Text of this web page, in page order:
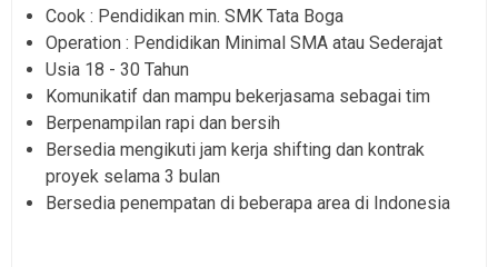
Cook : Pendidikan min. SMK Tata Boga
Operation : Pendidikan Minimal SMA atau Sederajat
Usia 18 - 30 Tahun
Komunikatif dan mampu bekerjasama sebagai tim
Berpenampilan rapi dan bersih
Bersedia mengikuti jam kerja shifting dan kontrak
proyek selama 3 bulan
Bersedia penempatan di beberapa area di Indonesia